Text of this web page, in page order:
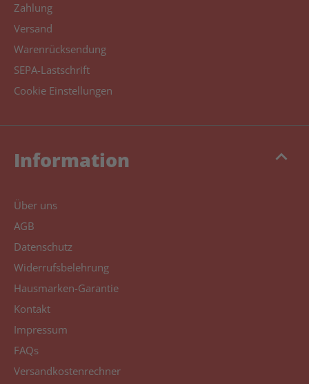
Zahlung
Versand
Warenrücksendung
SEPA-Lastschrift
Cookie Einstellungen
keyboard_arrow_up
Information
Über uns
AGB
Datenschutz
Widerrufsbelehrung
Hausmarken-Garantie
Kontakt
Impressum
FAQs
Versandkostenrechner